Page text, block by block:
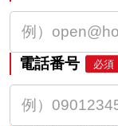
電話番号 必須